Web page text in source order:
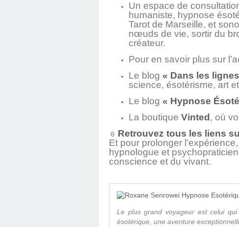
Un espace de
humaniste, hypnose
Tarot de Marseille, et
nœuds de vie, sortir du
créateur.
Pour en savoir plus sur
Le blog « Dans les
science, ésotérisme, art
Le blog « Hypnose
La boutique Vinted , où
📎 Retrouvez tous les liens
Et pour prolonger
hypnologue et
conscience et du vivant.
Le plus grand voyageur est celui
ésotérique, une aventure